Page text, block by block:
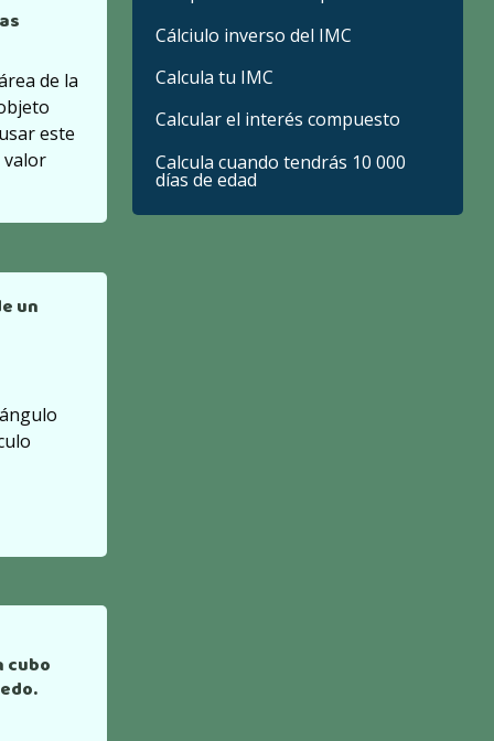
de la
este
valor
un
cubo
Cálciulo inverso del IMC
Calcula tu IMC
Calcular el interés compuesto
Calcula cuando tendrás 10 000
días de edad